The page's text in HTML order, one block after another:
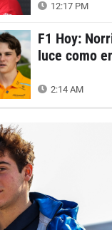
12:17 PM
F1 Hoy:
luce como
2:14 AM